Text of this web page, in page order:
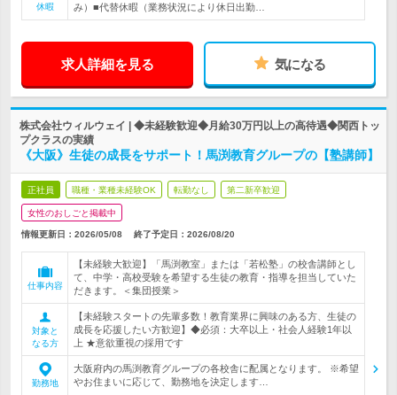
休暇
み）■代替休暇（業務状況により休日出勤…
求人詳細を見る 気になる
株式会社ウィルウェイ | ◆未経験歓迎◆月給30万円以上の高待遇◆関西トッ
プクラスの実績
《大阪》生徒の成長をサポート！馬渕教育グループの【塾講師】
正社員 職種・業種未経験OK 転勤なし 第二新卒歓迎
女性のおしごと掲載中
情報更新日：2026/05/08 終了予定日： 2026/08/20
仕事内容
【未経験大歓迎】「馬渕教室」または「若松塾」の校舎講師とし
て、中学・高校受験を希望する生徒の教育・指導を担当していた
だきます。＜集団授業＞
対象と
なる方
【未経験スタートの先輩多数！教育業界に興味のある方、生徒の
成長を応援したい方歓迎】◆必須：大卒以上・社会人経験1年以
上 ★意欲重視の採用です
勤務地
大阪府内の馬渕教育グループの各校舎に配属となります。 ※希望
やお住まいに応じて、勤務地を決定します…